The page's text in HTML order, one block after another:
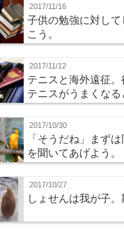
2017/11/16
子供の勉強に対し
こう。
2017/11/12
テニスと海外遠征
テニスがうまくなる
2017/10/30
「そうだね」まず
を聞いてあげよう。
2017/10/27
しょせんは我が子。